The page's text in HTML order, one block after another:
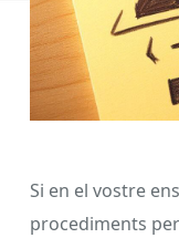
Si en el vostre
procediments